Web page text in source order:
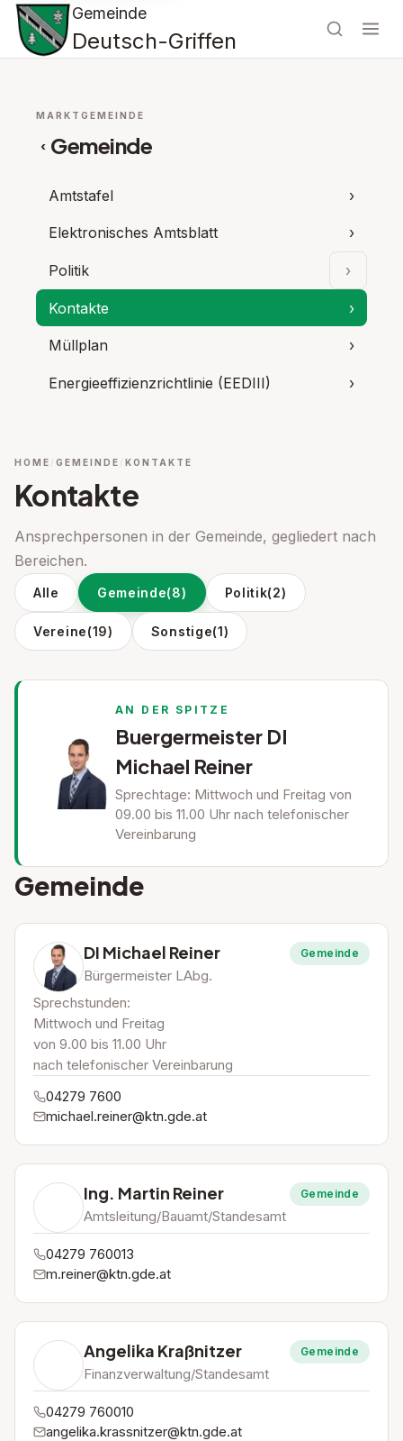
Gemeinde
Deutsch-Griffen
MARKTGEMEINDE
‹ Gemeinde
Amtstafel ›
Elektronisches Amtsblatt ›
Politik ›
Kontakte
›
Müllplan ›
Energieeffizienzrichtlinie (EEDIII) ›
HOME GEMEINDE KONTAKTE
Kontakte
Ansprechpersonen in der Gemeinde, gegliedert nach
Bereichen.
Alle Gemeinde(8) Politik(2)
Vereine(19) Sonstige(1)
AN DER SPITZE
Buergermeister DI
Michael Reiner
Sprechtage: Mittwoch und Freitag von
09.00 bis 11.00 Uhr nach telefonischer
Vereinbarung
Gemeinde
DI Michael Reiner
Bürgermeister LAbg.
Gemeinde
Sprechstunden:
Mittwoch und Freitag
von 9.00 bis 11.00 Uhr
nach telefonischer Vereinbarung
04279 7600
michael.reiner@ktn.gde.at
Ing. Martin Reiner
Amtsleitung/Bauamt/Standesamt
Gemeinde
04279 760013
m.reiner@ktn.gde.at
Angelika Kraßnitzer
Finanzverwaltung/Standesamt
Gemeinde
04279 760010
angelika.krassnitzer@ktn.gde.at